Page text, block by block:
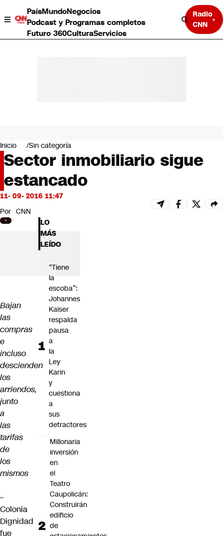
PaísMundoNegocios
Podcast y Programas completos
Futuro 360CulturaServicios
Radio
CNN
Negocios
Deportes
Programas completos
Cultura
Servicios
Bits
CNN Data
CNN tiempo
Futuro 360
Inicio Sin categoría
Sector inmobiliario sigue
estancado
11- 09- 2016 11:47
Por CNN
Bajan
las
compras
e
incluso
descienden
los
arriendos,
junto
a
las
tarifas
de
los
mismos
–
Colonia
Dignidad
fue
LO
MÁS
LEÍDO
“Tiene
la
escoba”:
Johannes
Kaiser
respalda
pausa
a
la
Ley
Karin
y
cuestiona
a
sus
detractores
Millonaria
inversión
en
el
Teatro
Caupolicán:
Construirán
edificio
de